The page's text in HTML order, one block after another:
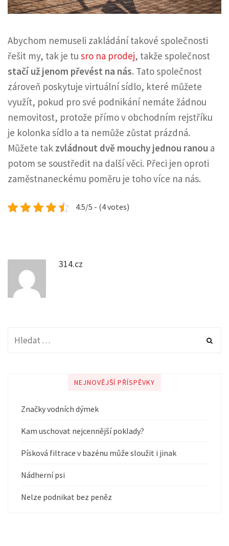
Abychom nemuseli zakládání takové společnosti
řešit my, tak je tu sro na prodej, takže společnost
stačí už jenom převést na nás. Tato společnost
zároveň poskytuje virtuální sídlo, které můžete
využít, pokud pro své podnikání nemáte žádnou
nemovitost, protože přímo v obchodním rejstříku
je kolonka sídlo a ta nemůže zůstat prázdná.
Můžete tak zvládnout dvě mouchy jednou ranou a
potom se soustředit na další věci. Přeci jen oproti
zaměstnaneckému poměru je toho více na nás.
4.5/5 - (4 votes)
314.cz
NEJNOVĚJŠÍ PŘÍSPĚVKY
Značky vodních dýmek
Kam uschovat nejcennější poklady?
Písková filtrace v bazénu může sloužit i jinak
Nádherní psi
Nelze podnikat bez peněz